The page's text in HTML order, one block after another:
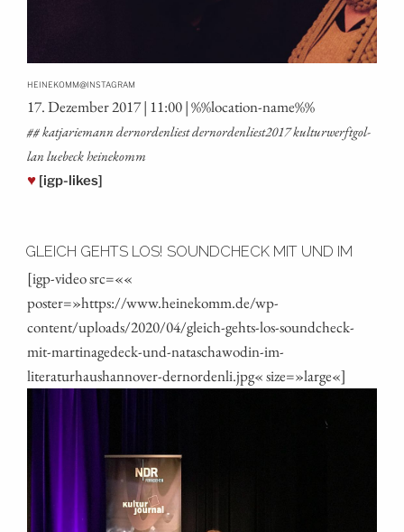
HEINEKOMM@INSTAGRAM
17. Dezem­ber 2017 | 11:00 | %%loca­ti­on-name%%
## kat­ja­rie­mann dern­or­den­liest dernordenliest2017 kul­tur­werft­gol­
lan lue­beck heinekomm
♥ [igp-likes]
GLEICH GEHTS LOS! SOUNDCHECK MIT UND IM
[igp-video src=««
poster=»https://www.heinekomm.de/wp-
content/uploads/2020/04/gleich-gehts-los-soundcheck-
mit-martinagedeck-und-nataschawodin-im-
literaturhaushannover-dernordenli.jpg« size=»large«]